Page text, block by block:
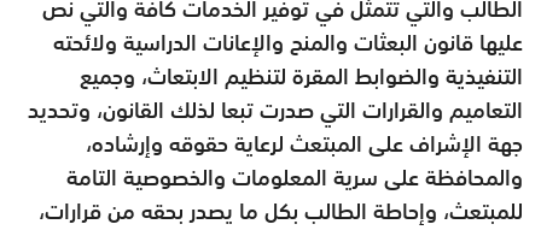
عليها قانون البعثات والمنح والإعانات الدراسية ولائحته
التنفيذية والضوابط المقرة لتنظيم الابتعاث، وجميع
التعاميم والقرارات التي صدرت تبعا لذلك القانون، وتحديد
جهة الإشراف على المبتعث لرعاية حقوقه وإرشاده،
والمحافظة على سرية المعلومات والخصوصية التامة
للمبتعث، وإحاطة الطالب بكل ما يصدر بحقه من قرارات،